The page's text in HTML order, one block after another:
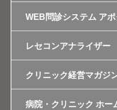
WEB問診システム ア
レセコンアナライザー
クリニック経営マガジ
病院・クリニック ホー